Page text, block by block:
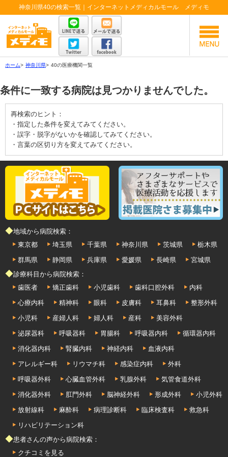
神奈川県40の検索一覧｜インターネットメディカルモール メディモ
ホーム> 神奈川県> 40の医療機関一覧
条件に一致する病院は見つかりませんでした。
再検索のヒント：
・指定した条件を変えてみてください。
・誤字・脱字がないかを確認してみてください。
・言葉の区切り方を変えてみてください。
◆地域から病院検索：
東京都
埼玉県 千葉県 神奈川県 茨城県
栃木県
群馬県
静岡県 兵庫県 愛媛県 長崎県
宮城県
◆診療科目から病院検索：
歯医者
矯正歯科 小児歯科 歯科口腔外科
内科
心療内科
精神科 眼科 皮膚科 耳鼻科
整形外科
小児科
産婦人科 婦人科 産科
美容外科
泌尿器科
呼吸器科 胃腸科 呼吸器内科
循環器内科
消化器内科
腎臓内科 神経内科
血液内科
アレルギー科
リウマチ科 感染症内科
外科
呼吸器外科
心臓血管外科 乳腺外科
気管食道外科
消化器外科
肛門外科 脳神経外科 形成外科
小児外科
放射線科
麻酔科 病理診断科 臨床検査科
救急科
リハビリテーション科
◆患者さんの声から病院検索：
クチコミを見る